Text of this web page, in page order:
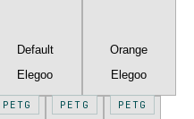
Default
Elegoo
Orange
Elegoo
PETG PETG PETG